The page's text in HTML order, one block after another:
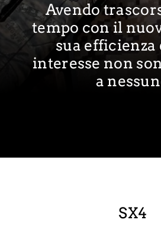
Avendo
tempo con il
sua efficienza
interesse non
a
SX4